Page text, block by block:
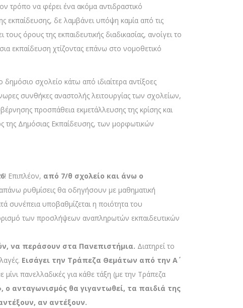
τρόπο να φέρει ένα ακόμα αντιδραστικό
εκπαίδευσης, δε λαμβάνει υπόψη καμία από τις
όρους της εκπαιδευτικής διαδικασίας, ανοίγει το
εκπαίδευση χτίζοντας επάνω στο νομοθετικό
δημόσιο σχολείο κάτω από ιδιαίτερα αντίξοες
συνθήκες αναστολής λειτουργίας των σχολείων,
προσπάθεια εκμετάλλευσης της κρίσης και
της Δημόσιας Εκπαίδευσης, των μορφωτικών
! Επιπλέον, από 7/θ σχολείο και άνω ο
ρυθμίσεις θα οδηγήσουν με μαθηματική
συνέπεια υποβαθμίζεται η ποιότητα του
των προσλήψεων αναπληρωτών εκπαιδευτικών
να περάσουν στα Πανεπιστήμια. Διατηρεί το
Εισάγει την Τράπεζα Θεμάτων από την Α΄
πανελλαδικές για κάθε τάξη (με την Τράπεζα
ο ανταγωνισμός θα γιγαντωθεί, τα παιδιά της
αν αντέξουν.